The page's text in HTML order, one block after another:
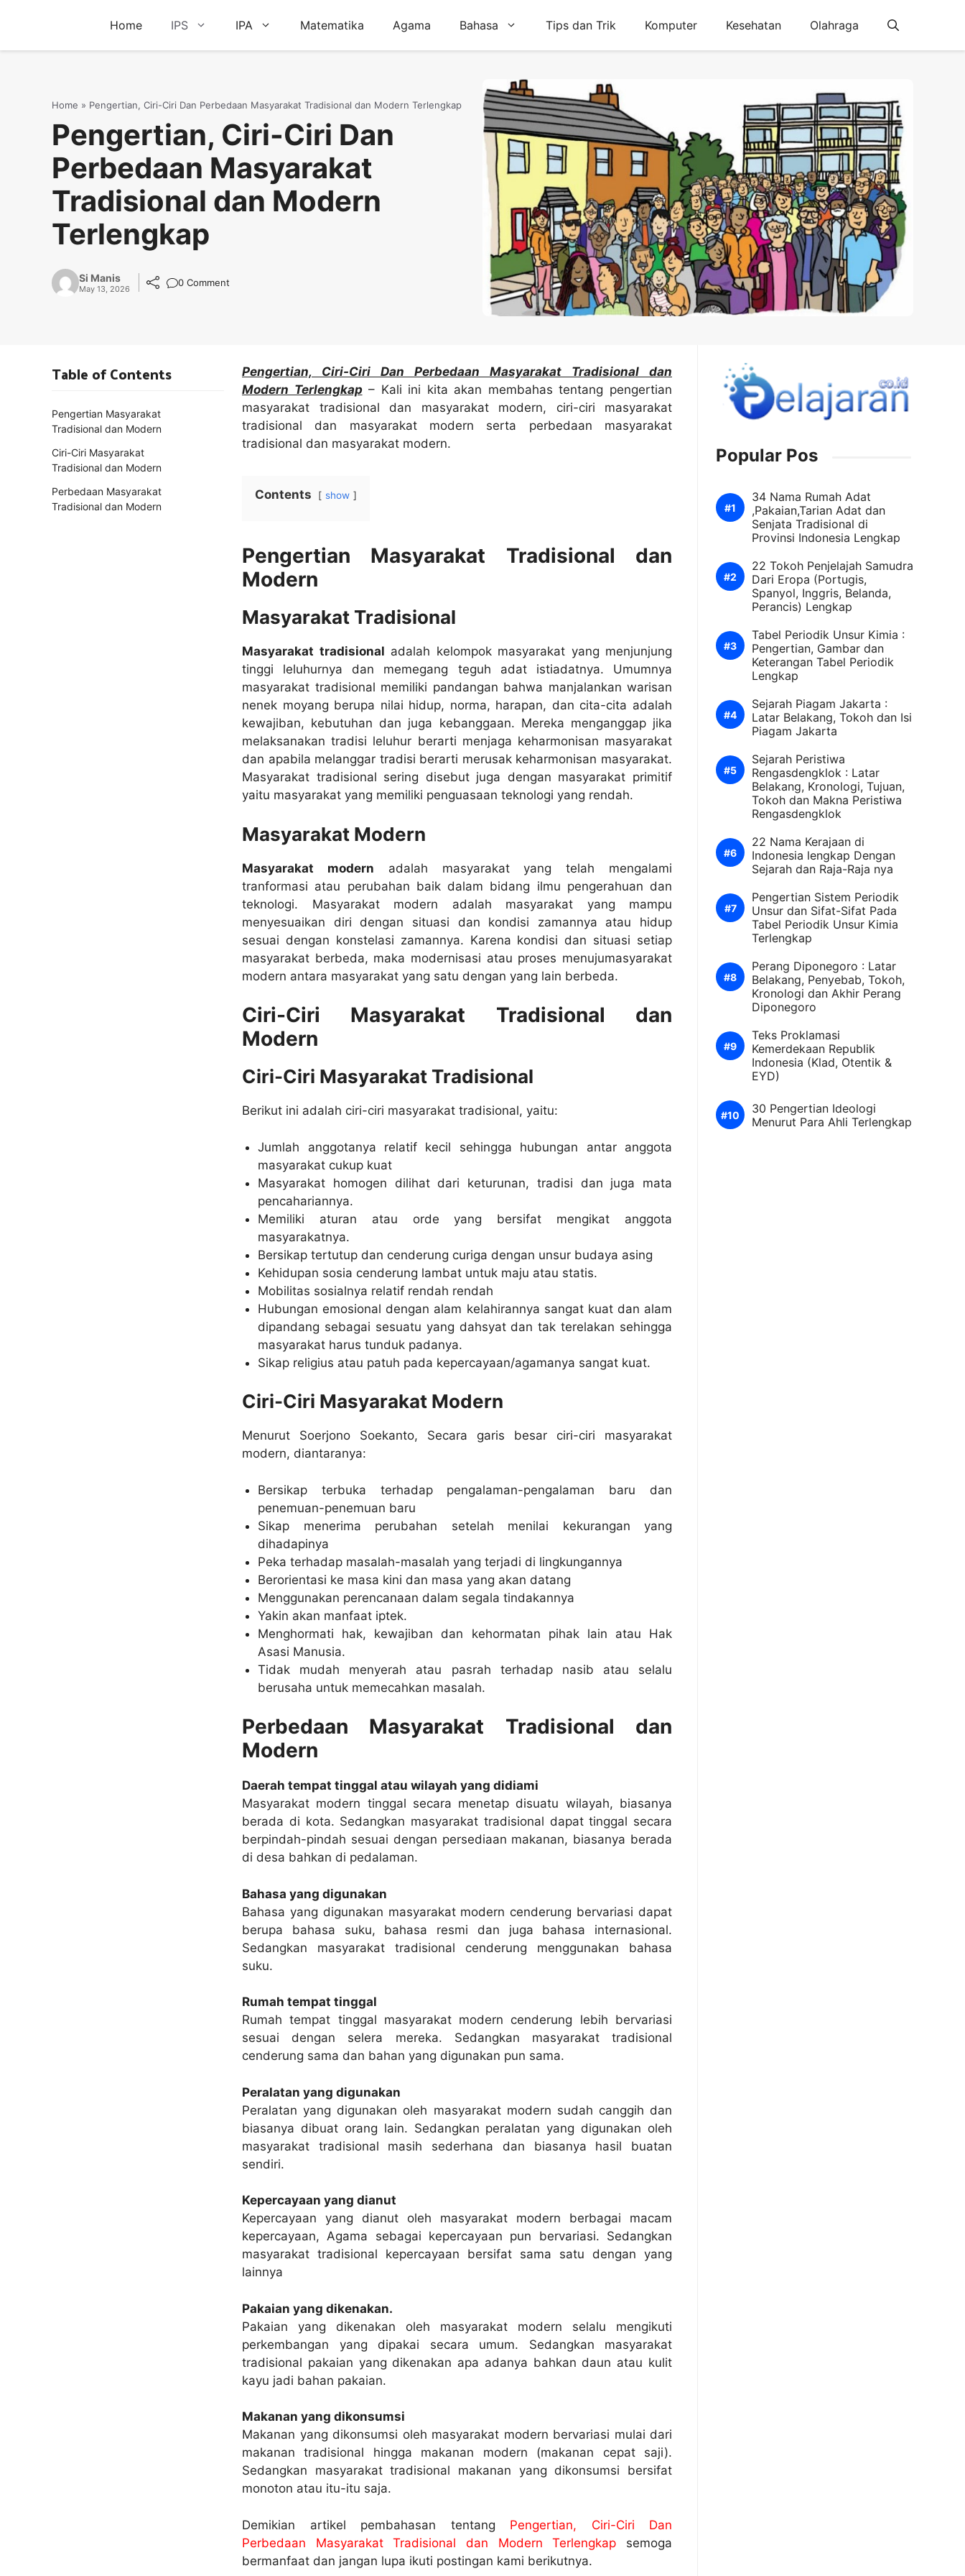
Home IPS IPA Matematika Agama Bahasa Tips dan Trik Komputer Kesehatan Olahraga
Home » Pengertian, Ciri-Ciri Dan Perbedaan Masyarakat Tradisional dan Modern Terlengkap
Pengertian, Ciri-Ciri Dan
Perbedaan Masyarakat
Tradisional dan Modern
Terlengkap
Si Manis
May 13, 2026
0 Comment
Pengertian, Ciri-Ciri Dan Perbedaan Masyarakat Tradisional dan
Modern Terlengkap– Kali ini kita akan membahas tentang pengertian
masyarakat tradisional dan masyarakat modern, ciri-ciri masyarakat
tradisional dan masyarakat modern serta perbedaan masyarakat
tradisional dan masyarakat modern.
Contents show
Pengertian Masyarakat Tradisional dan
Modern
Masyarakat Tradisional
Masyarakat tradisional adalah kelompok masyarakat yang menjunjung
tinggi leluhurnya dan memegang teguh adat istiadatnya. Umumnya
masyarakat tradisional memiliki pandangan bahwa manjalankan warisan
nenek moyang berupa nilai hidup, norma, harapan, dan cita-cita adalah
kewajiban, kebutuhan dan juga kebanggaan. Mereka menganggap jika
melaksanakan tradisi leluhur berarti menjaga keharmonisan masyarakat
dan apabila melanggar tradisi berarti merusak keharmonisan masyarakat.
Masyarakat tradisional sering disebut juga dengan masyarakat primitif
yaitu masyarakat yang memiliki penguasaan teknologi yang rendah.
Masyarakat Modern
Masyarakat modern adalah masyarakat yang telah mengalami
tranformasi atau perubahan baik dalam bidang ilmu pengerahuan dan
teknologi. Masyarakat modern adalah masyarakat yang mampu
menyesuaikan diri dengan situasi dan kondisi zamannya atau hidup
sesuai dengan konstelasi zamannya. Karena kondisi dan situasi setiap
masyarakat berbeda, maka modernisasi atau proses menujumasyarakat
modern antara masyarakat yang satu dengan yang lain berbeda.
Ciri-Ciri Masyarakat Tradisional dan
Modern
Ciri-Ciri Masyarakat Tradisional
Berikut ini adalah ciri-ciri masyarakat tradisional, yaitu:
Jumlah anggotanya relatif kecil sehingga hubungan antar anggota
masyarakat cukup kuat
Masyarakat homogen dilihat dari keturunan, tradisi dan juga mata
pencahariannya.
Memiliki aturan atau orde yang bersifat mengikat anggota
masyarakatnya.
Bersikap tertutup dan cenderung curiga dengan unsur budaya asing
Kehidupan sosia cenderung lambat untuk maju atau statis.
Mobilitas sosialnya relatif rendah rendah
Hubungan emosional dengan alam kelahirannya sangat kuat dan alam
dipandang sebagai sesuatu yang dahsyat dan tak terelakan sehingga
masyarakat harus tunduk padanya.
Sikap religius atau patuh pada kepercayaan/agamanya sangat kuat.
Ciri-Ciri Masyarakat Modern
Menurut Soerjono Soekanto, Secara garis besar ciri-ciri masyarakat
modern, diantaranya:
Bersikap terbuka terhadap pengalaman-pengalaman baru dan
penemuan-penemuan baru
Sikap menerima perubahan setelah menilai kekurangan yang
dihadapinya
Peka terhadap masalah-masalah yang terjadi di lingkungannya
Berorientasi ke masa kini dan masa yang akan datang
Menggunakan perencanaan dalam segala tindakannya
Yakin akan manfaat iptek.
Menghormati hak, kewajiban dan kehormatan pihak lain atau Hak
Asasi Manusia.
Tidak mudah menyerah atau pasrah terhadap nasib atau selalu
berusaha untuk memecahkan masalah.
Perbedaan Masyarakat Tradisional dan
Modern
Daerah tempat tinggal atau wilayah yang didiami
Masyarakat modern tinggal secara menetap disuatu wilayah, biasanya
berada di kota. Sedangkan masyarakat tradisional dapat tinggal secara
berpindah-pindah sesuai dengan persediaan makanan, biasanya berada
di desa bahkan di pedalaman.
Bahasa yang digunakan
Bahasa yang digunakan masyarakat modern cenderung bervariasi dapat
berupa bahasa suku, bahasa resmi dan juga bahasa internasional.
Sedangkan masyarakat tradisional cenderung menggunakan bahasa
suku.
Rumah tempat tinggal
Rumah tempat tinggal masyarakat modern cenderung lebih bervariasi
sesuai dengan selera mereka. Sedangkan masyarakat tradisional
cenderung sama dan bahan yang digunakan pun sama.
Peralatan yang digunakan
Peralatan yang digunakan oleh masyarakat modern sudah canggih dan
biasanya dibuat orang lain. Sedangkan peralatan yang digunakan oleh
masyarakat tradisional masih sederhana dan biasanya hasil buatan
sendiri.
Kepercayaan yang dianut
Kepercayaan yang dianut oleh masyarakat modern berbagai macam
kepercayaan, Agama sebagai kepercayaan pun bervariasi. Sedangkan
masyarakat tradisional kepercayaan bersifat sama satu dengan yang
lainnya
Pakaian yang dikenakan.
Pakaian yang dikenakan oleh masyarakat modern selalu mengikuti
perkembangan yang dipakai secara umum. Sedangkan masyarakat
tradisional pakaian yang dikenakan apa adanya bahkan daun atau kulit
kayu jadi bahan pakaian.
Makanan yang dikonsumsi
Makanan yang dikonsumsi oleh masyarakat modern bervariasi mulai dari
makanan tradisional hingga makanan modern (makanan cepat saji).
Sedangkan masyarakat tradisional makanan yang dikonsumsi bersifat
monoton atau itu-itu saja.
Demikian artikel pembahasan tentang Pengertian, Ciri-Ciri Dan
Perbedaan Masyarakat Tradisional dan Modern Terlengkap semoga
bermanfaat dan jangan lupa ikuti postingan kami berikutnya.
Table of Contents
Pengertian Masyarakat
Tradisional dan Modern
Ciri-Ciri Masyarakat
Tradisional dan Modern
Perbedaan Masyarakat
Tradisional dan Modern
Popular Pos
34 Nama Rumah Adat
,Pakaian,Tarian Adat dan
Senjata Tradisional di
Provinsi Indonesia Lengkap
22 Tokoh Penjelajah Samudra
Dari Eropa (Portugis,
Spanyol, Inggris, Belanda,
Perancis) Lengkap
Tabel Periodik Unsur Kimia :
Pengertian, Gambar dan
Keterangan Tabel Periodik
Lengkap
Sejarah Piagam Jakarta :
Latar Belakang, Tokoh dan Isi
Piagam Jakarta
Sejarah Peristiwa
Rengasdengklok : Latar
Belakang, Kronologi, Tujuan,
Tokoh dan Makna Peristiwa
Rengasdengklok
22 Nama Kerajaan di
Indonesia lengkap Dengan
Sejarah dan Raja-Raja nya
Pengertian Sistem Periodik
Unsur dan Sifat-Sifat Pada
Tabel Periodik Unsur Kimia
Terlengkap
Perang Diponegoro : Latar
Belakang, Penyebab, Tokoh,
Kronologi dan Akhir Perang
Diponegoro
Teks Proklamasi
Kemerdekaan Republik
Indonesia (Klad, Otentik &
EYD)
30 Pengertian Ideologi
Menurut Para Ahli Terlengkap